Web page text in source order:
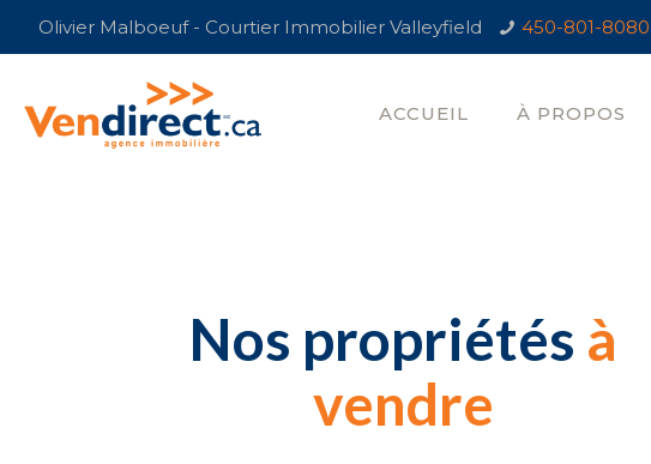
Olivier Malboeuf - Courtier Immobilier Valleyfield 450-801-8080
ACCUEIL À PROPOS
Nos propriétés à
vendre